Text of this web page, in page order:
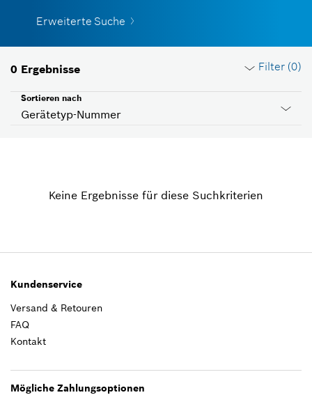
Erweiterte Suche
0 Ergebnisse Filter (0)
Gerätetyp-Nummer
Sortieren nach
Gruppe
Filter schließen
Keine Ergebnisse für diese Suchkriterien
Kundenservice
Versand & Retouren
FAQ
Kontakt
Mögliche Zahlungsoptionen